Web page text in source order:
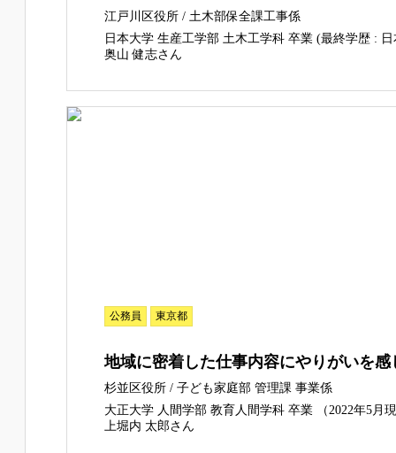
江戸川区役所 / 土木部保全課工事係
日本大学 生産工学部 土木工学科 卒業 (最終学歴 :
奥山 健志さん
公務員 東京都
地域に密着した仕事内容にやりがいを感
杉並区役所 / 子ども家庭部 管理課 事業係
大正大学 人間学部 教育人間学科 卒業 （2022年5月
上堀内 太郎さん